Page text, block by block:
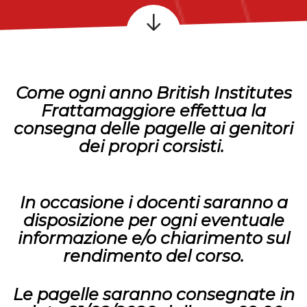
Come ogni anno British Institutes
Frattamaggiore effettua la
consegna delle pagelle ai genitori
dei propri corsisti.
In occasione i docenti saranno a
disposizione per ogni eventuale
informazione e/o chiarimento sul
rendimento del corso.
Le pagelle saranno consegnate in